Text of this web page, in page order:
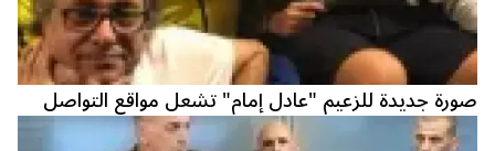
صورة جديدة للزعيم "عادل إمام" تشعل مواقع التواصل